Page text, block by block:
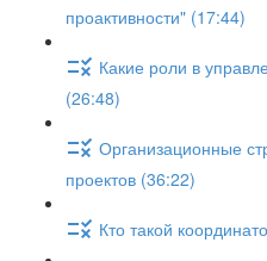
проактивности" (17:44)
Какие роли в
(26:48)
Организационные
проектов (36:22)
Кто такой